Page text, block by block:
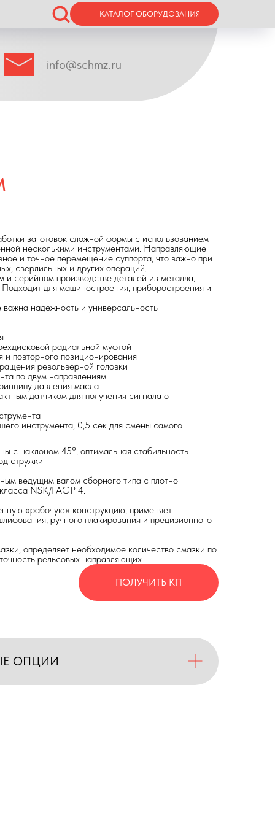
КАТАЛОГ ОБОРУДОВАНИЯ
info@schmz.ru
заготовок сложной формы с использованием
несколькими инструментами. Направляющие
и точное перемещение суппорта, что важно при
сверлильных и других операций.
и серийном производстве деталей из металла,
для машиностроения, приборостроения и
надежность и универсальность
радиальной муфтой
и повторного позиционирования
револьверной головки
по двум направлениям
давления масла
датчиком для получения сигнала о
инструмента, 0,5 сек для смены самого
с наклоном 45°, оптимальная стабильность
стружки
ведущим валом сборного типа с плотно
NSK/FAGP 4.
«рабочую» конструкцию, применяет
ручного плакирования и прецизионного
определяет необходимое количество смазки по
рельсовых направляющих
ПОЛУЧИТЬ КП
ОПЦИИ